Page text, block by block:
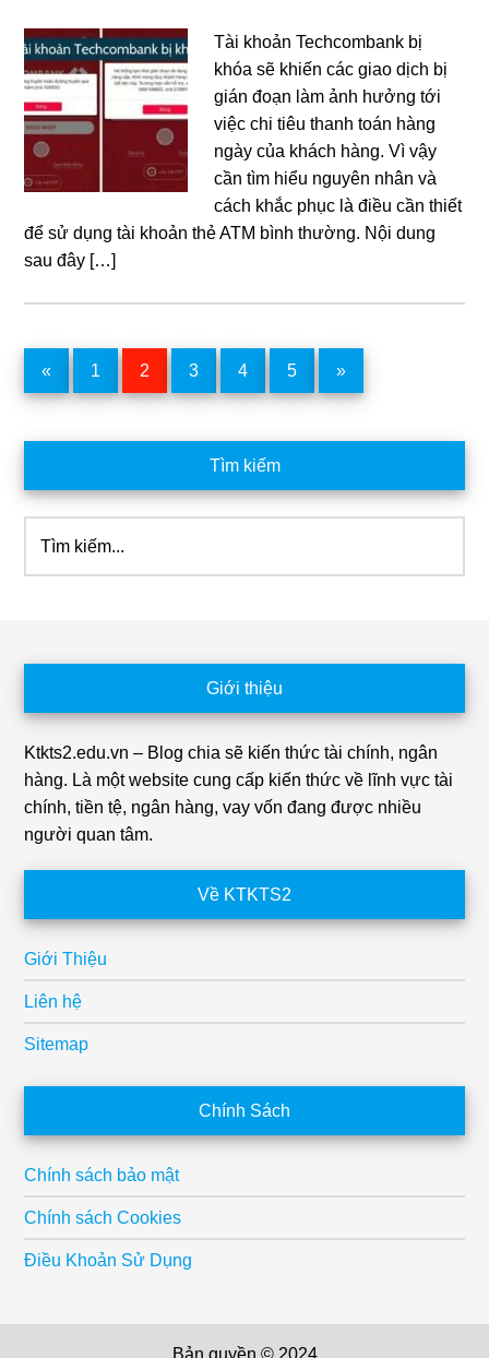
Tài khoản Techcombank bị
khóa sẽ khiến các giao dịch bị
gián đoạn làm ảnh hưởng tới
việc chi tiêu thanh toán hàng
ngày của khách hàng. Vì vậy
cần tìm hiểu nguyên nhân và
cách khắc phục là điều cần thiết
để sử dụng tài khoản thẻ ATM bình thường. Nội dung
sau đây […]
« Page
1 Page
2 Page
3 Page
4 Page
5 »
Sidebar
Tìm kiếm
kiếm...
Giới thiệu
Ktkts2.edu.vn – Blog chia sẽ kiến thức tài chính, ngân
hàng. Là một website cung cấp kiến thức về lĩnh vực tài
chính, tiền tệ, ngân hàng, vay vốn đang được nhiều
người quan tâm.
Về KTKTS2
Giới Thiệu
Liên hệ
Sitemap
Chính Sách
Chính sách bảo mật
Chính sách Cookies
Điều Khoản Sử Dụng
Bản quyền © 2024